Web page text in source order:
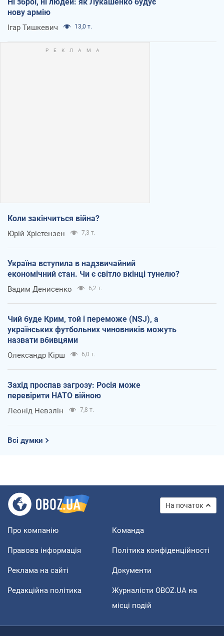
нову армію
Ігар Тишкевич 13,0 т.
Коли закінчиться війна?
Юрій Хрістензен 7,3 т.
Україна вступила в надзвичайний
економічний стан. Чи є світло вкінці тунелю?
Вадим Денисенко 6,2 т.
Чий буде Крим, той і переможе (NSJ), а
українських футбольних чиновників можуть
назвати вбивцями
Олександр Кірш 6,0 т.
Захід проспав загрозу: Росія може
перевірити НАТО війною
Леонід Невзлін 7,8 т.
Всі думки
На початок
Про компанію Команда
Правова інформація Політика конфіденційності
Реклама на сайті Документи
Редакційна політика
Журналісти OBOZ.UA на
місці подій